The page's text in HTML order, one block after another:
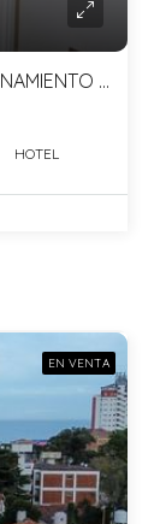
HOSTERÍA 4 ESTRELLAS | EN FUNCIONAMIENTO | TURISMO Y RENTABILIDAD | VILLA GESELL
HOTEL
EN VENTA